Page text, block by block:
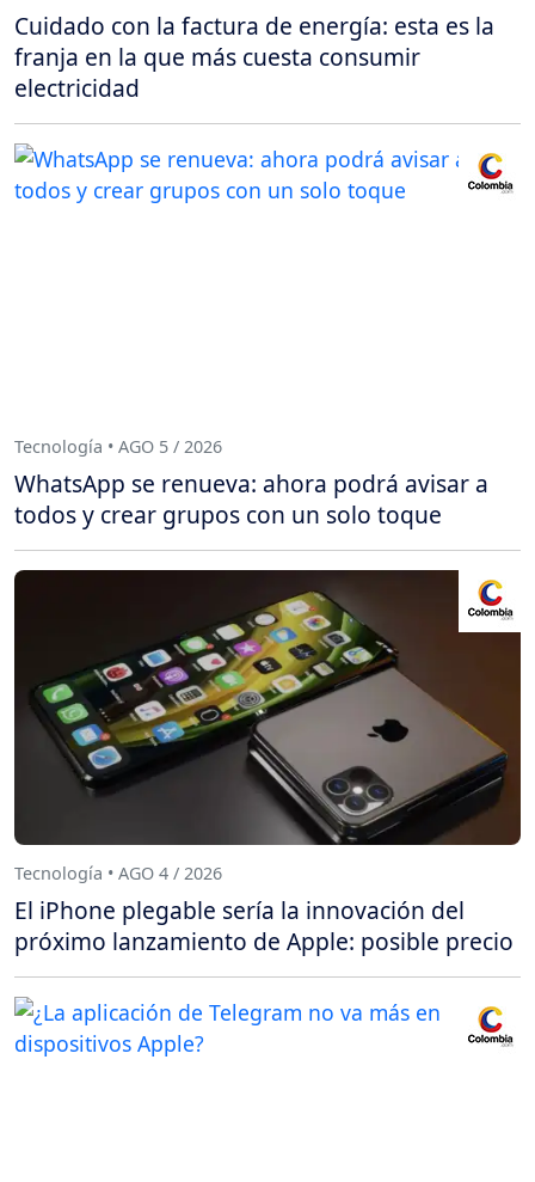
Cuidado con la factura de energía: esta es la
franja en la que más cuesta consumir
electricidad
Tecnología • AGO 5 / 2026
WhatsApp se renueva: ahora podrá avisar a
todos y crear grupos con un solo toque
Tecnología • AGO 4 / 2026
El iPhone plegable sería la innovación del
próximo lanzamiento de Apple: posible precio